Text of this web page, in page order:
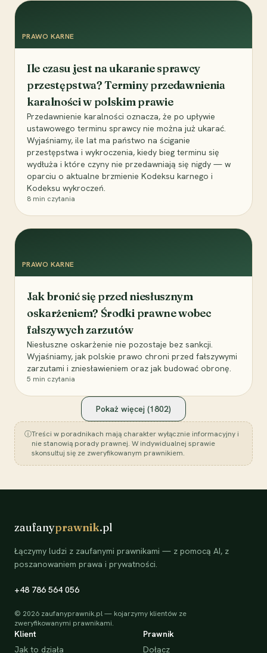
PRAWO KARNE
Ile czasu jest na ukaranie sprawcy
przestępstwa? Terminy przedawnienia
karalności w polskim prawie
Przedawnienie karalności oznacza, że po upływie
ustawowego terminu sprawcy nie można już ukarać.
Wyjaśniamy, ile lat ma państwo na ściganie
przestępstwa i wykroczenia, kiedy bieg terminu się
wydłuża i które czyny nie przedawniają się nigdy — w
oparciu o aktualne brzmienie Kodeksu karnego i
Kodeksu wykroczeń.
8 min czytania
PRAWO KARNE
Jak bronić się przed niesłusznym
oskarżeniem? Środki prawne wobec
fałszywych zarzutów
Niesłuszne oskarżenie nie pozostaje bez sankcji.
Wyjaśniamy, jak polskie prawo chroni przed fałszywymi
zarzutami i zniesławieniem oraz jak budować obronę.
5 min czytania
Pokaż więcej (1802)
ⓘTreści w poradnikach mają charakter wyłącznie informacyjny i
nie stanowią porady prawnej. W indywidualnej sprawie
skonsultuj się ze zweryfikowanym prawnikiem.
zaufanyprawnik.pl
Łączymy ludzi z zaufanymi prawnikami — z pomocą AI, z
poszanowaniem prawa i prywatności.
+48 786 564 056
© 2026 zaufanyprawnik.pl — kojarzymy klientów ze
zweryfikowanymi prawnikami.
Klient
Jak to działa
Prawnik
Dołącz